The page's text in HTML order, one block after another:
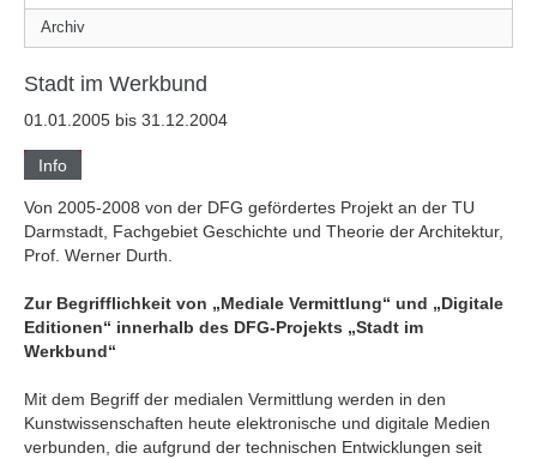
Archiv
Stadt im Werkbund
01.01.2005 bis 31.12.2004
Info
Von 2005-2008 von der DFG gefördertes Projekt an der TU
Darmstadt, Fachgebiet Geschichte und Theorie der Architektur,
Prof. Werner Durth.
Zur Begrifflichkeit von „Mediale Vermittlung“ und „Digitale
Editionen“ innerhalb des DFG-Projekts „Stadt im
Werkbund“
Mit dem Begriff der medialen Vermittlung werden in den
Kunstwissenschaften heute elektronische und digitale Medien
verbunden, die aufgrund der technischen Entwicklungen seit